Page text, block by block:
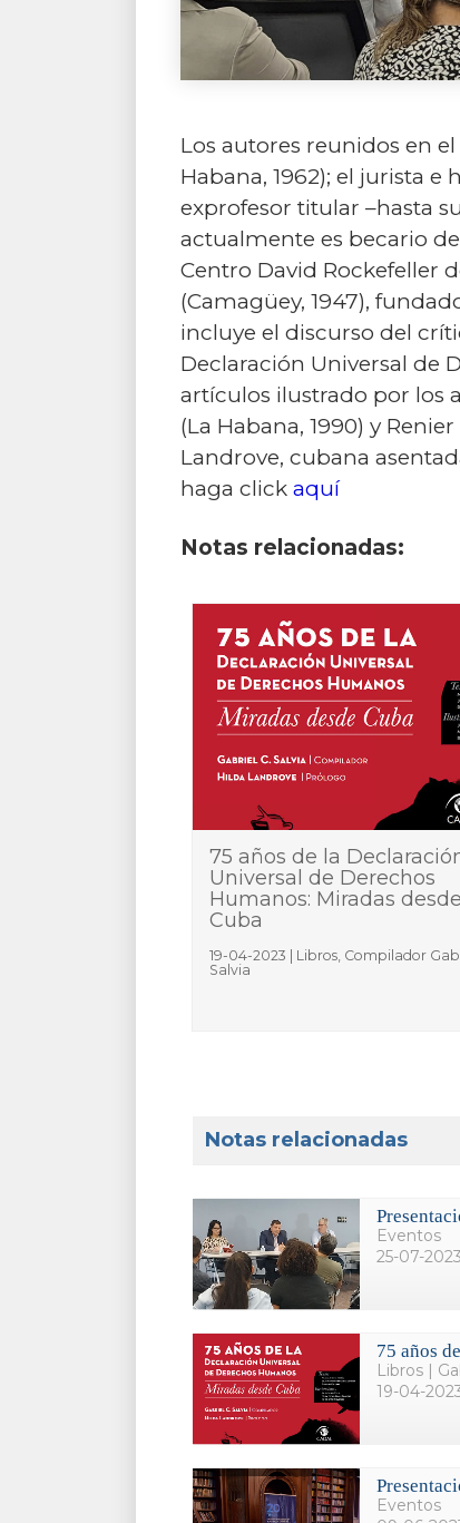
Los autores reunidos en
Habana, 1962); el jurista
exprofesor titular –hasta
actualmente es becario
Centro David Rockefeller
(Camagüey, 1947),
incluye el discurso del
Declaración Universal de
artículos ilustrado por los
(La Habana, 1990) y
Landrove, cubana
haga click aquí
Notas relacionadas:
75 años de la
Universal de Derechos
Humanos: Miradas desde
Cuba
19-04-2023 | Libros, Compilador
Salvia
Notas relacionadas
Eventos
25-07-2023
75 años
Libros |
19-04-
Eventos